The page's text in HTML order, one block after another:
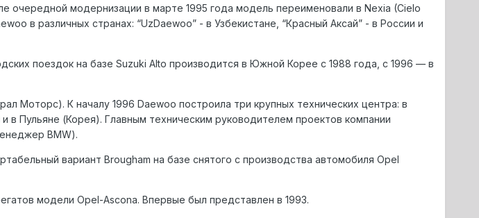
очередной модернизации в марте 1995 года модель переименовали в Nexia (Cielo
в различных странах: “UzDaewoo” - в Узбекистане, “Красный Аксай” - в России и
поездок на базе Suzuki Alto производится в Южной Корее с 1988 года, с 1996 — в
Моторс). К началу 1996 Daewoo построила три крупных технических центра: в
Пульяне (Корея). Главным техническим руководителем проектов компании
BMW).
вариант Brougham на базе снятого с производства автомобиля Opel
модели Opel-Ascona. Впервые был представлен в 1993.